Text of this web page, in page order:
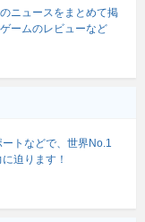
ニュースをまとめて掲
ームのレビューなど
トなどで、世界No.1
迫ります！